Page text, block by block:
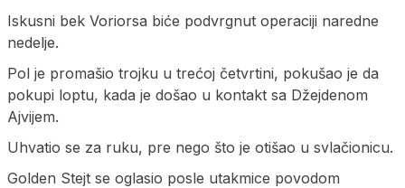
Iskusni bek Voriorsa biće podvrgnut operaciji naredne
nedelje.
Pol je promašio trojku u trećoj četvrtini, pokušao je da
pokupi loptu, kada je došao u kontakt sa Džejdenom
Ajvijem.
Uhvatio se za ruku, pre nego što je otišao u svlačionicu.
Golden Stejt se oglasio posle utakmice povodom